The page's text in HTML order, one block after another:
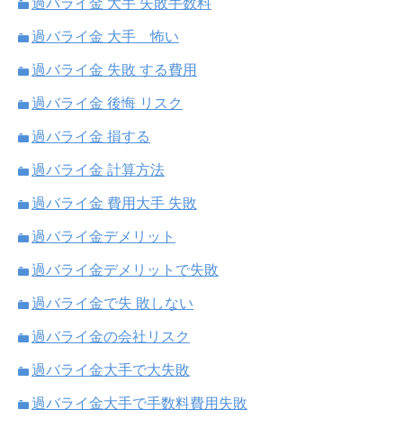
過バライ金 大手 失敗手数料
過バライ金 大手 怖い
過バライ金 失敗 する費用
過バライ金 後悔 リスク
過バライ金 損する
過バライ金 計算方法
過バライ金 費用大手 失敗
過バライ金デメリット
過バライ金デメリットで失敗
過バライ金で失 敗しない
過バライ金の会社リスク
過バライ金大手で大失敗
過バライ金大手で手数料費用失敗